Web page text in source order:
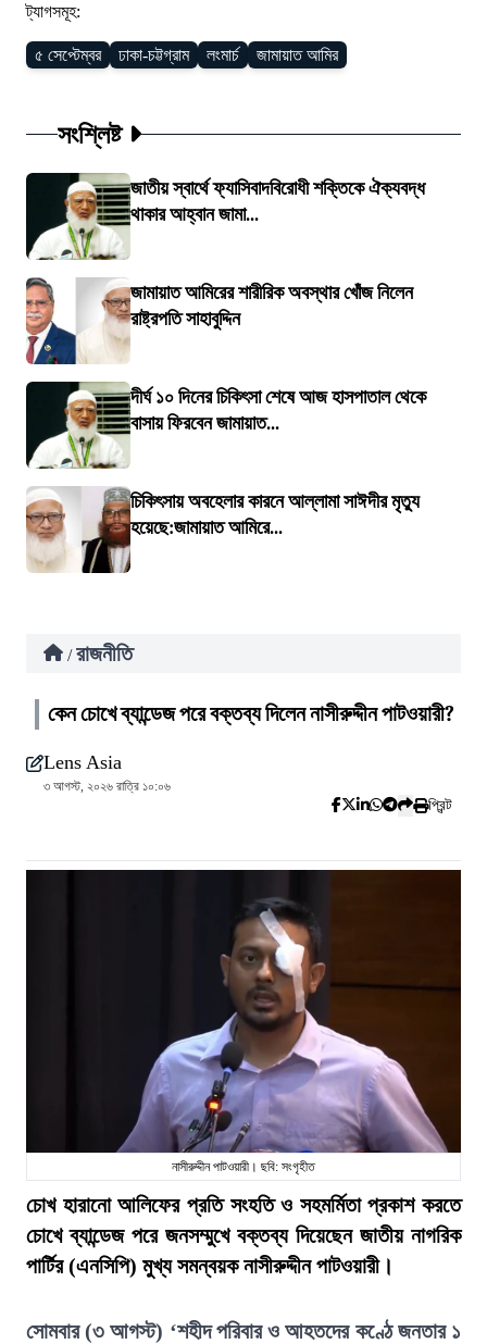
ট্যাগসমূহ:
৫ সেপ্টেম্বর ঢাকা-চট্টগ্রাম লংমার্চ জামায়াত আমির
সংশ্লিষ্ট
জাতীয় স্বার্থে ফ্যাসিবাদবিরোধী শক্তিকে ঐক্যবদ্ধ
থাকার আহ্বান জামা...
জামায়াত আমিরের শারীরিক অবস্থার খোঁজ নিলেন
রাষ্ট্রপতি সাহাবুদ্দিন
দীর্ঘ ১০ দিনের চিকিৎসা শেষে আজ হাসপাতাল থেকে
বাসায় ফিরবেন জামায়াত...
চিকিৎসায় অবহেলার কারনে আল্লামা সাঈদীর মৃত্যু
হয়েছে:জামায়াত আমিরে...
/ রাজনীতি
কেন চোখে ব্যান্ডেজ পরে বক্তব্য দিলেন নাসীরুদ্দীন পাটওয়ারী?
Lens Asia
৩ আগস্ট, ২০২৬ রাত্রি ১০:০৬
প্রিন্ট
নাসীরুদ্দীন পাটওয়ারী। ছবি: সংগৃহীত
চোখ হারানো আলিফের প্রতি সংহতি ও সহমর্মিতা প্রকাশ করতে
চোখে ব্যান্ডেজ পরে জনসম্মুখে বক্তব্য দিয়েছেন জাতীয় নাগরিক
পার্টির (এনসিপি) মুখ্য সমন্বয়ক নাসীরুদ্দীন পাটওয়ারী।
সোমবার (৩ আগস্ট) ‘শহীদ পরিবার ও আহতদের কণ্ঠে জনতার ১